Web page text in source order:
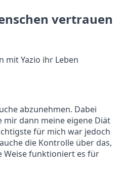
vertrauen
mit Yazio ihr Leben
abzunehmen. Dabei
dann meine eigene Diät
für mich war jedoch
die Kontrolle über das,
Weise funktioniert es für